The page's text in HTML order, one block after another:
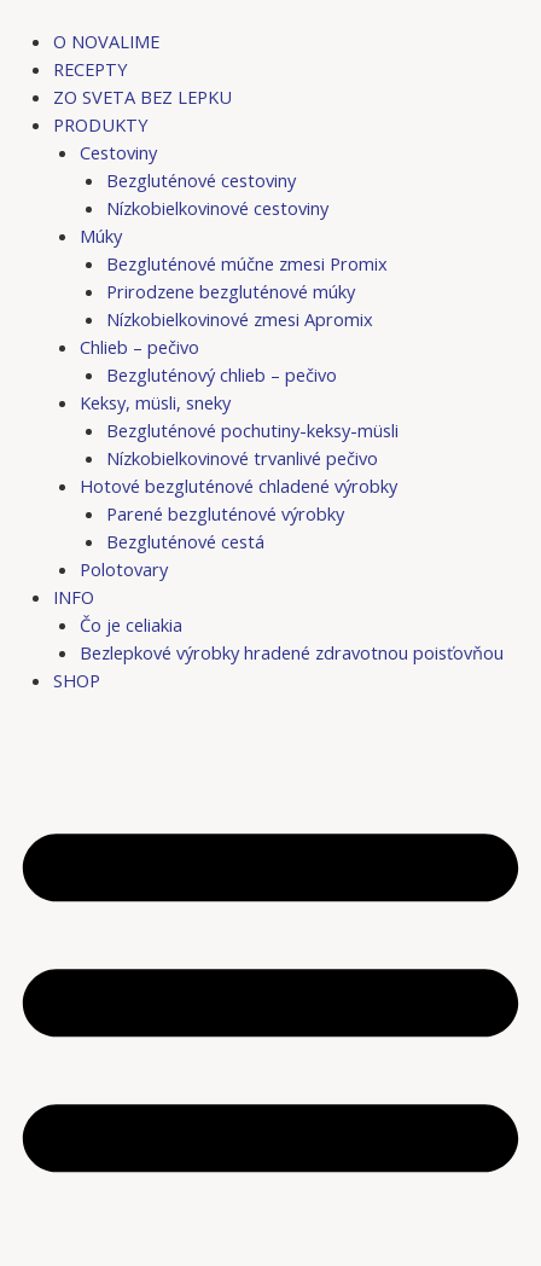
obsah
O NOVALIME
RECEPTY
ZO SVETA BEZ LEPKU
PRODUKTY
Cestoviny
Bezgluténové cestoviny
Nízkobielkovinové cestoviny
Múky
Bezgluténové múčne zmesi Promix
Prirodzene bezgluténové múky
Nízkobielkovinové zmesi Apromix
Chlieb – pečivo
Bezgluténový chlieb – pečivo
Keksy, müsli, sneky
Bezgluténové pochutiny-keksy-müsli
Nízkobielkovinové trvanlivé pečivo
Hotové bezgluténové chladené výrobky
Parené bezgluténové výrobky
Bezgluténové cestá
Polotovary
INFO
Čo je celiakia
Bezlepkové výrobky hradené zdravotnou poisťovňou
SHOP
navigation